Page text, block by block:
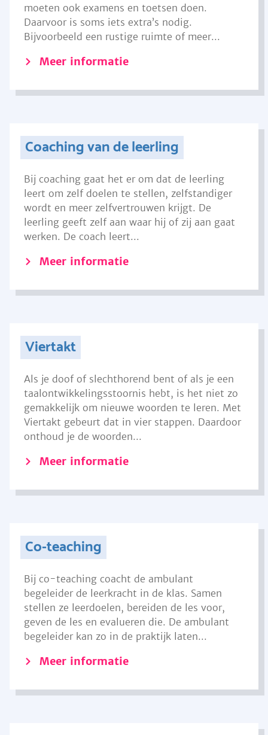
moeten ook examens en toetsen doen.
Daarvoor is soms iets extra’s nodig.
Bijvoorbeeld een rustige ruimte of meer...
Meer informatie
Coaching van de leerling
Bij coaching gaat het er om dat de leerling
leert om zelf doelen te stellen, zelfstandiger
wordt en meer zelfvertrouwen krijgt. De
leerling geeft zelf aan waar hij of zij aan gaat
werken. De coach leert...
Meer informatie
Viertakt
Als je doof of slechthorend bent of als je een
taalontwikkelingsstoornis hebt, is het niet zo
gemakkelijk om nieuwe woorden te leren. Met
Viertakt gebeurt dat in vier stappen. Daardoor
onthoud je de woorden...
Meer informatie
Co-teaching
Bij co-teaching coacht de ambulant
begeleider de leerkracht in de klas. Samen
stellen ze leerdoelen, bereiden de les voor,
geven de les en evalueren die. De ambulant
begeleider kan zo in de praktijk laten...
Meer informatie